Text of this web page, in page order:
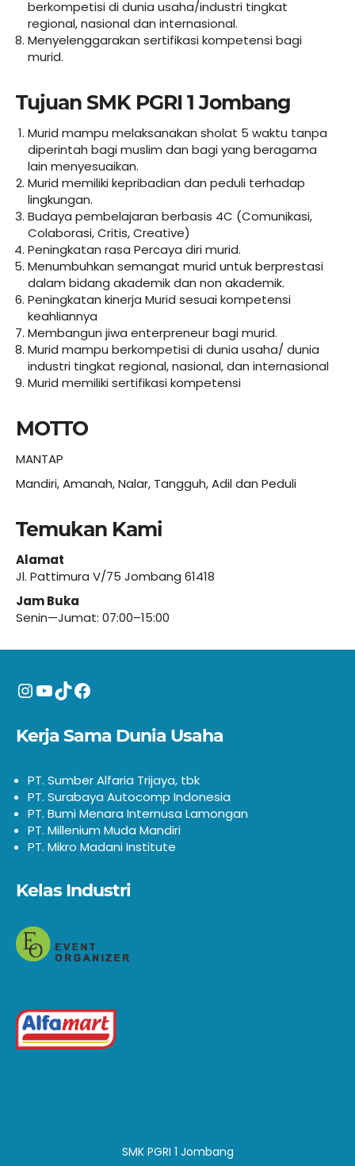
berkompetisi di dunia usaha/industri tingkat
regional, nasional dan internasional.
Menyelenggarakan sertifikasi kompetensi bagi
murid.
Tujuan SMK PGRI 1 Jombang
Murid mampu melaksanakan sholat 5 waktu tanpa
diperintah bagi muslim dan bagi yang beragama
lain menyesuaikan.
Murid memiliki kepribadian dan peduli terhadap
lingkungan.
Budaya pembelajaran berbasis 4C (Comunikasi,
Colaborasi, Critis, Creative)
Peningkatan rasa Percaya diri murid.
Menumbuhkan semangat murid untuk berprestasi
dalam bidang akademik dan non akademik.
Peningkatan kinerja Murid sesuai kompetensi
keahliannya
Membangun jiwa enterpreneur bagi murid.
Murid mampu berkompetisi di dunia usaha/ dunia
industri tingkat regional, nasional, dan internasional
Murid memiliki sertifikasi kompetensi
MOTTO
MANTAP
Mandiri, Amanah, Nalar, Tangguh, Adil dan Peduli
Temukan Kami
Alamat
Jl. Pattimura V/75 Jombang 61418
Jam Buka
Senin—Jumat: 07:00–15:00
Instagram
YouTube
TikTokFacebook
Kerja Sama Dunia Usaha
PT. Sumber Alfaria Trijaya, tbk
PT. Surabaya Autocomp Indonesia
PT. Bumi Menara Internusa Lamongan
PT. Millenium Muda Mandiri
PT. Mikro Madani Institute
Kelas Industri
SMK PGRI 1 Jombang